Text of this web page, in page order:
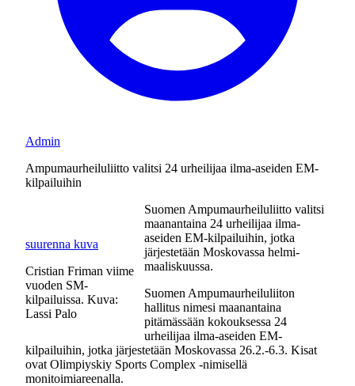
Admin
Ampumaurheiluliitto valitsi 24 urheilijaa ilma-aseiden EM-
kilpailuihin
suurenna kuva
Cristian Friman viime
vuoden SM-
kilpailuissa. Kuva:
Lassi Palo
Suomen Ampumaurheiluliitto valitsi
maanantaina 24 urheilijaa ilma-
aseiden EM-kilpailuihin, jotka
järjestetään Moskovassa helmi-
maaliskuussa.
Suomen Ampumaurheiluliiton
hallitus nimesi maanantaina
pitämässään kokouksessa 24
urheilijaa ilma-aseiden EM-
kilpailuihin, jotka järjestetään Moskovassa 26.2.-6.3. Kisat
ovat Olimpiyskiy Sports Complex -nimisellä
monitoimiareenalla.